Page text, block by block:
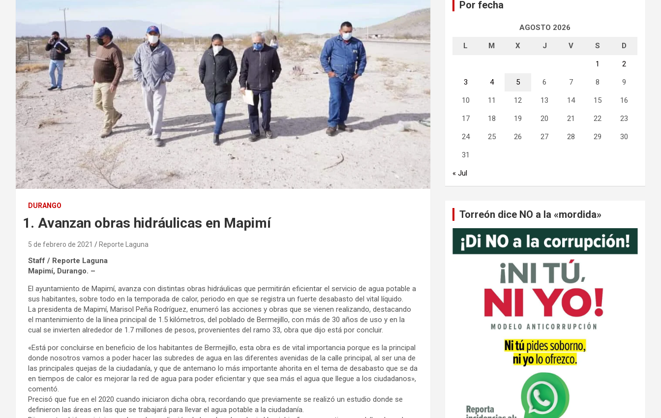
DURANGO
Avanzan obras hidráulicas en Mapimí
5 de febrero de 2021 Reporte Laguna
Staff / Reporte Laguna
Mapimí, Durango. –
El ayuntamiento de Mapimí, avanza con distintas obras hidráulicas que permitirán eficientar el servicio de agua potable a
sus habitantes, sobre todo en la temporada de calor, periodo en que se registra un fuerte desabasto del vital líquido.
La presidenta de Mapimí, Marisol Peña Rodríguez, enumeró las acciones y obras que se vienen realizando, destacando
el mantenimiento de la línea principal de 1.5 kilómetros, del poblado de Bermejillo, con más de 30 años de uso y en la
cual se invierten alrededor de 1.7 millones de pesos, provenientes del ramo 33, obra que dijo está por concluir.
«Está por concluirse en beneficio de los habitantes de Bermejillo, esta obra es de vital importancia porque es la principal
donde nosotros vamos a poder hacer las subredes de agua en las diferentes avenidas de la calle principal, al ser una de
las principales quejas de la ciudadanía, y que de antemano lo más importante ahorita en el tema de desabasto que se da
en tiempos de calor es mejorar la red de agua para poder eficientar y que sea más el agua que llegue a los ciudadanos»,
comentó.
Precisó que fue en el 2020 cuando iniciaron dicha obra, recordando que previamente se realizó un estudio donde se
definieron las áreas en las que se trabajará para llevar el agua potable a la ciudadanía.
Por fecha
AGOSTO 2026
L M X J V S D
1 2
3 4 5 6 7 8 9
10 11 12 13 14 15 16
17 18 19 20 21 22 23
24 25 26 27 28 29 30
31
« Jul
Torreón dice NO a la «mordida»